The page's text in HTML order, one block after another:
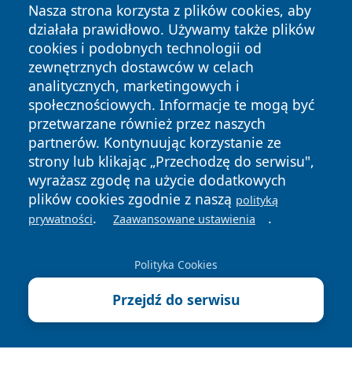
Nasza strona korzysta z plików cookies, aby
działała prawidłowo. Używamy także plików
cookies i podobnych technologii od
zewnętrznych dostawców w celach
analitycznych, marketingowych i
społecznościowych. Informacje te mogą być
przetwarzane również przez naszych
partnerów. Kontynuując korzystanie ze
strony lub klikając „Przechodzę do serwisu",
wyrażasz zgodę na użycie dodatkowych
plików cookies zgodnie z naszą polityką
prywatności. Zaawansowane ustawienia .
Polityka Cookies
Przejdź do serwisu
Copyright © 2026 wrotazabrza.pl Wszystkie prawa
zastrzeżone.
News Autorzy
Polityka
Prywatności
Polityka
Cookies